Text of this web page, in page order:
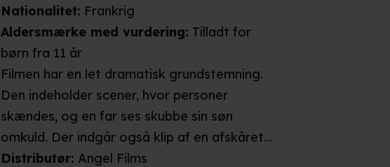
Nationalitet: Frankrig
Aldersmærke med vurdering: Tilladt for
børn fra 11 år
Filmen har en let dramatisk grundstemning.
Den indeholder scener, hvor personer
skændes, og en far ses skubbe sin søn
omkuld. Der indgår også klip af en afskåret
finger, og i en scene ses en person falde
Distributør: Angel Films